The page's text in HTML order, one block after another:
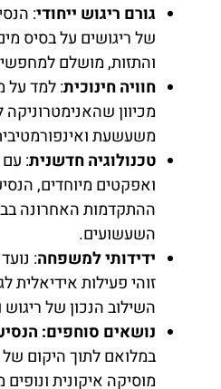
גורם ריגוש ייחודי:
של ריגושים על בסיס
והתזות, מושלם למחפשי
חוויה חינוכית: למד על
מכיוון
משעשעת
טכנולוגיה חדשנית:
ואפקטים מיוחדים,
ההתקדמות האחרונה
השעשועים.
ידידותי למשפחה:
זוהי פעילות
השילוב הנכון של ריגוש
נושאים סוחפים:
במלואם לתוך היקום
מוסיקה איקונית